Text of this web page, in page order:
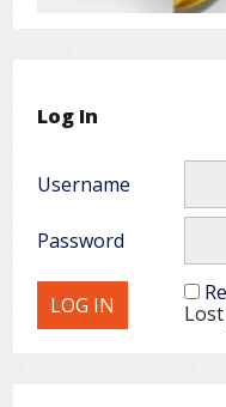
Log In
Username
Password